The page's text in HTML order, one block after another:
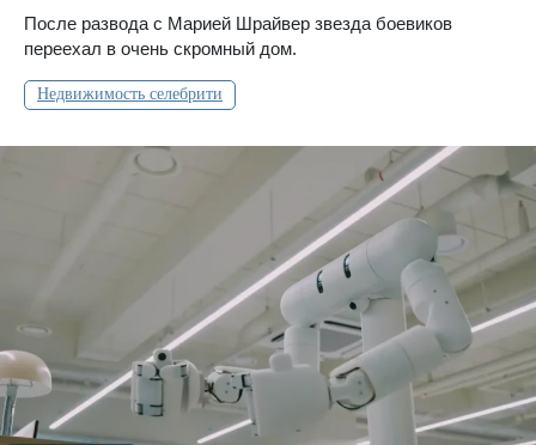
После развода с Марией Шрайвер звезда боевиков
переехал в очень скромный дом.
Недвижимость селебрити